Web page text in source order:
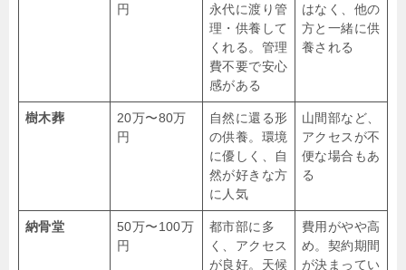
円
永代に渡り管
理・供養して
くれる。管理
費不要で安心
感がある
はなく、他の
方と一緒に供
養される
樹木葬
20万〜80万
円
自然に還る形
の供養。環境
に優しく、自
然が好きな方
に人気
山間部など、
アクセスが不
便な場合もあ
る
納骨堂
50万〜100万
円
都市部に多
く、アクセス
が良好。天候
費用がやや高
め。契約期間
が決まってい